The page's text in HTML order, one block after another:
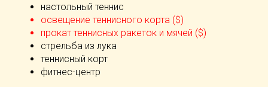
настольный теннис
освещение теннисного корта ($)
прокат теннисных ракеток и мячей ($)
стрельба из лука
теннисный корт
фитнес-центр